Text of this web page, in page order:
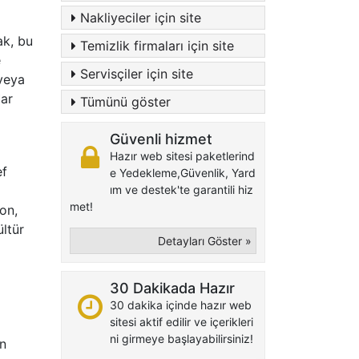
bu
Nakliyeciler için site
Temizlik firmaları için site
Servisçiler için site
Tümünü göster
Güvenli hizmet
Hazır web sitesi paketlerind
e Yedekleme,Güvenlik, Yard
ım ve destek'te garantili hiz
met!
Detayları Göster »
30 Dakikada Hazır
30 dakika içinde hazır web
sitesi aktif edilir ve içerikleri
ni girmeye başlayabilirsiniz!